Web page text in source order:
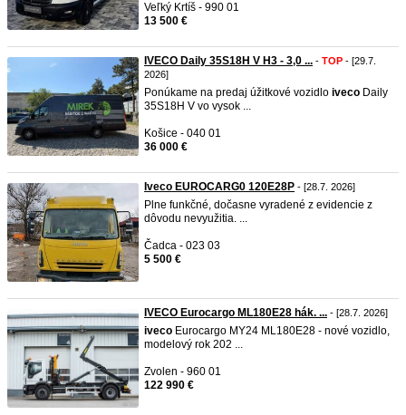
Veľký Krtíš - 990 01
13 500 €
IVECO Daily 35S18H V H3 - 3,0 ... - TOP - [29.7.
2026]
Ponúkame na predaj úžitkové vozidlo iveco Daily
35S18H V vo vysok ...
Košice - 040 01
36 000 €
Iveco EUROCARG0 120E28P - [28.7. 2026]
Plne funkčné, dočasne vyradené z evidencie z
dôvodu nevyužitia. ...
Čadca - 023 03
5 500 €
IVECO Eurocargo ML180E28 hák. ... - [28.7. 2026]
iveco Eurocargo MY24 ML180E28 - nové vozidlo,
modelový rok 202 ...
Zvolen - 960 01
122 990 €